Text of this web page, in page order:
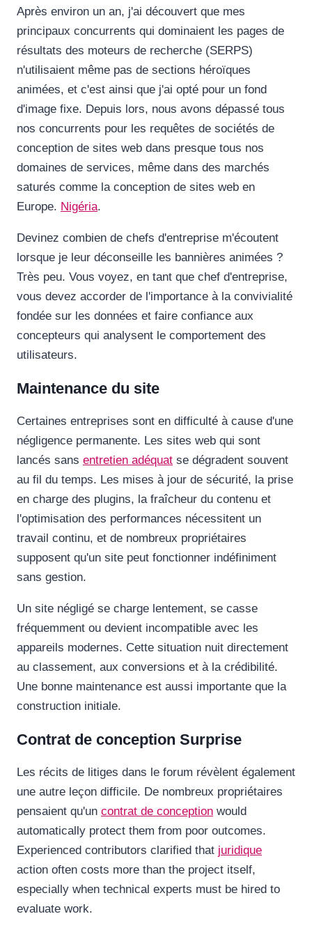
Après environ un an, j'ai découvert que mes
principaux concurrents qui dominaient les pages de
résultats des moteurs de recherche (SERPS)
n'utilisaient même pas de sections héroïques
animées, et c'est ainsi que j'ai opté pour un fond
d'image fixe. Depuis lors, nous avons dépassé tous
nos concurrents pour les requêtes de sociétés de
conception de sites web dans presque tous nos
domaines de services, même dans des marchés
saturés comme la conception de sites web en
Europe. Nigéria.
Devinez combien de chefs d'entreprise m'écoutent
lorsque je leur déconseille les bannières animées ?
Très peu. Vous voyez, en tant que chef d'entreprise,
vous devez accorder de l'importance à la convivialité
fondée sur les données et faire confiance aux
concepteurs qui analysent le comportement des
utilisateurs.
Maintenance du site
Certaines entreprises sont en difficulté à cause d'une
négligence permanente. Les sites web qui sont
lancés sans entretien adéquat se dégradent souvent
au fil du temps. Les mises à jour de sécurité, la prise
en charge des plugins, la fraîcheur du contenu et
l'optimisation des performances nécessitent un
travail continu, et de nombreux propriétaires
supposent qu'un site peut fonctionner indéfiniment
sans gestion.
Un site négligé se charge lentement, se casse
fréquemment ou devient incompatible avec les
appareils modernes. Cette situation nuit directement
au classement, aux conversions et à la crédibilité.
Une bonne maintenance est aussi importante que la
construction initiale.
Contrat de conception Surprise
Les récits de litiges dans le forum révèlent également
une autre leçon difficile. De nombreux propriétaires
pensaient qu'un contrat de conception would
automatically protect them from poor outcomes.
Experienced contributors clarified that juridique
action often costs more than the project itself,
especially when technical experts must be hired to
evaluate work.